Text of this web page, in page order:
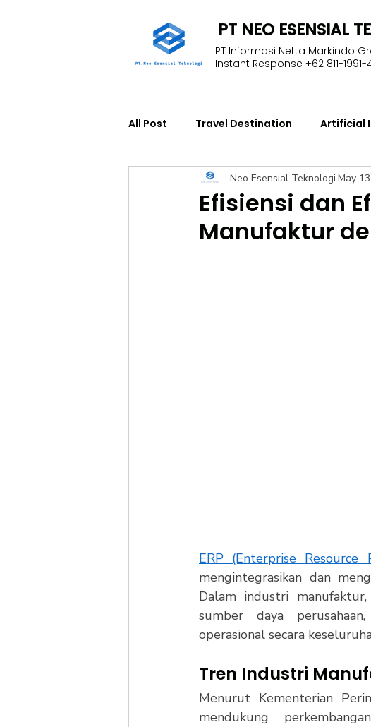
PT NEO ESENSIAL
PT Informasi Netta Markindo
Instant Response +62 811-1991-
All Post Travel Destination Artificial
Education Fleet Management
NFInisght Technology Robotic
Efisiensi dan
Manufaktur
Neo Esensial Teknologi May
ERP (Enterprise Resource
mengintegrasikan dan
Dalam industri manufaktur,
sumber daya
operasional secara
Tren Industri
Menurut Kementerian
mendukung